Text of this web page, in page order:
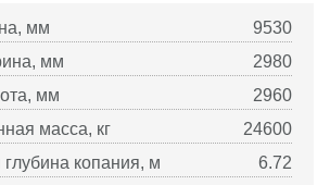
мм
9530
мм
2980
мм
2960
масса, кг
24600
копания, м
6.72